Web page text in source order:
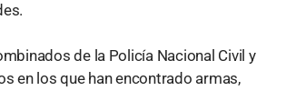
de la Policía Nacional Civil y
en los que han encontrado armas,